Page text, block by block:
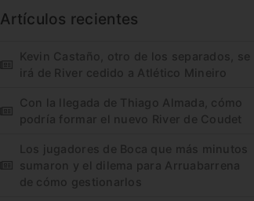
Artículos recientes
Kevin Castaño, otro de los separados, se
irá de River cedido a Atlético Mineiro
Con la llegada de Thiago Almada, cómo
podría formar el nuevo River de Coudet
Los jugadores de Boca que más minutos
sumaron y el dilema para Arruabarrena
de cómo gestionarlos